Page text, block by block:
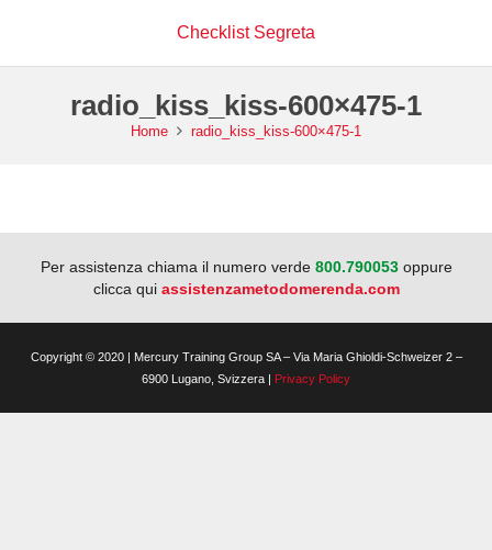
Checklist Segreta
radio_kiss_kiss-600×475-1
Home radio_kiss_kiss-600×475-1
Per assistenza chiama il numero verde 800.790053 oppure
clicca qui assistenzametodomerenda.com
Copyright © 2020 | Mercury Training Group SA – Via Maria Ghioldi-Schweizer 2 –
6900 Lugano, Svizzera | Privacy Policy